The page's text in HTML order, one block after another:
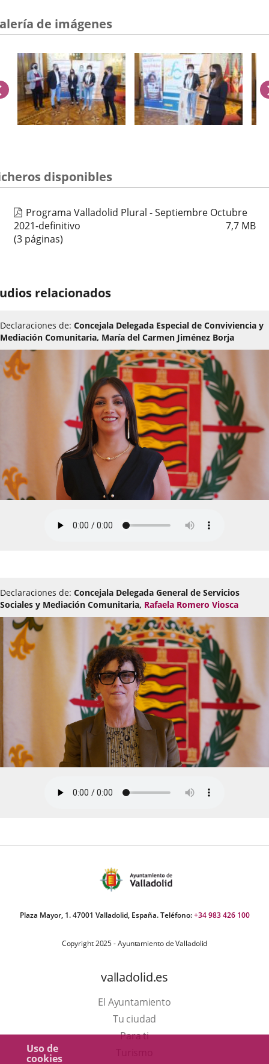
Uso de
cookies
de imágenes
anterior
disponibles
Programa Valladolid Plural - Septiembre Octubre
2021-definitivo
7,7 MB
(3 páginas)
relacionados
Declaraciones de: Concejala Delegada Especial de Conviviencia y
Mediación Comunitaria, María del Carmen Jiménez Borja
Declaraciones de: Concejala Delegada General de Servicios
Sociales y Mediación Comunitaria, Rafaela Romero Viosca
Plaza Mayor, 1. 47001 Valladolid, España. Teléfono:+34 983 426 100
Copyright 2025 - Ayuntamiento de Valladolid
valladolid.es
El Ayuntamiento
Tu ciudad
Para ti